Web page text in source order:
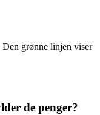
grønne linjen viser
de penger?